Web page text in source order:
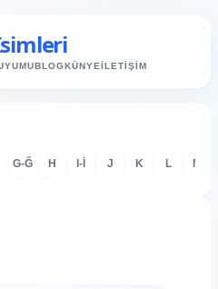
BLOGKÜNYEİLETİŞİM
G-Ğ H I-İ J K L M